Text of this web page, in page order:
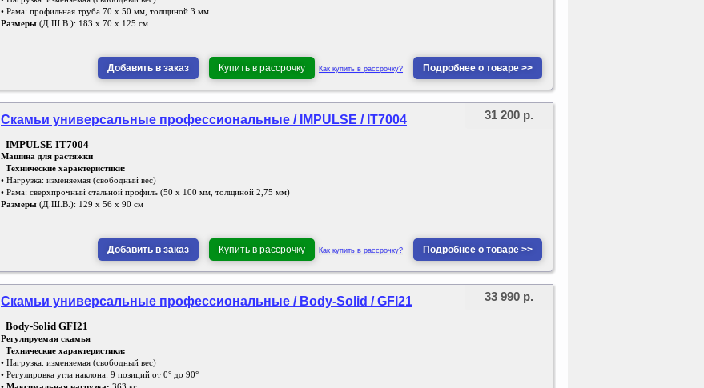
• Рама: профильная труба 70 х 50 мм, толщиной 3 мм
Размеры (Д.Ш.В.): 183 х 70 х 125 см
Добавить в заказ Купить в рассрочку Как купить в рассрочку? Подробнее о товаре >>
Скамьи универсальные профессиональные / IMPULSE / IT7004
IMPULSE IT7004
Машина для растяжки
Технические характеристики:
• Нагрузка: изменяемая (свободный вес)
• Рама: сверхпрочный стальной профиль (50 х 100 мм, толщиной 2,75 мм)
Размеры (Д.Ш.В.): 129 х 56 х 90 см
Добавить в заказ Купить в рассрочку Как купить в рассрочку? Подробнее о товаре >>
31 200 р.
Скамьи универсальные профессиональные / Body-Solid / GFI21
Body-Solid GFI21
Регулируемая скамья
Технические характеристики:
• Нагрузка: изменяемая (свободный вес)
• Регулировка угла наклона: 9 позиций от 0° до 90°
33 990 р.